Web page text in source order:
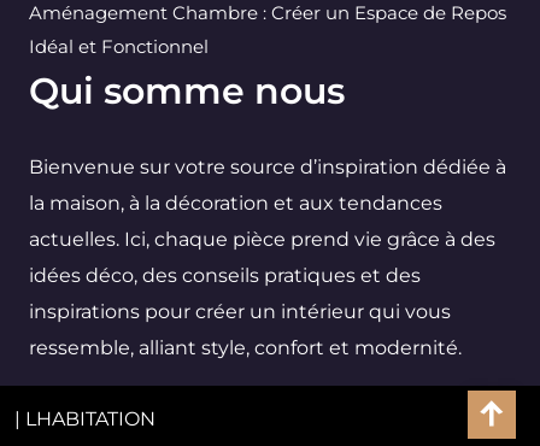
Aménagement Chambre : Créer un Espace de Repos
Idéal et Fonctionnel
Qui somme nous
Bienvenue sur votre source d’inspiration dédiée à
la maison, à la décoration et aux tendances
actuelles. Ici, chaque pièce prend vie grâce à des
idées déco, des conseils pratiques et des
inspirations pour créer un intérieur qui vous
ressemble, alliant style, confort et modernité.
| LHABITATION